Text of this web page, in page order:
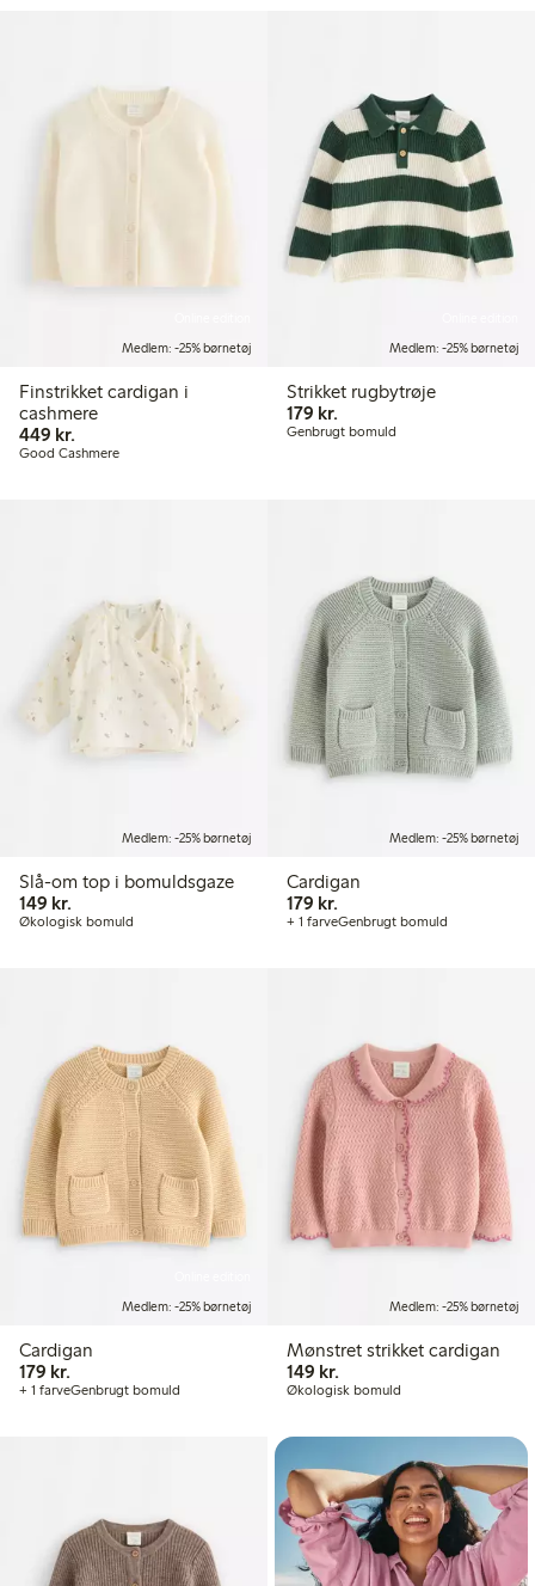
Medlem: -25% børnetøj
Finstrikket cardigan i
cashmere
449 kr.
Good Cashmere
Medlem: -25% børnetøj
Strikket rugbytrøje
179 kr.179,00 kr.
Genbrugt bomuld
Medlem: -25% børnetøj
Slå-om top i bomuldsgaze
149 kr.
Økologisk bomuld
Medlem: -25% børnetøj
Cardigan
179 kr.179,00 kr.
+ 1 farveGenbrugt bomuld
Medlem: -25% børnetøj
Cardigan
179 kr.
+ 1 farveGenbrugt bomuld
Medlem: -25% børnetøj
Mønstret strikket cardigan
149 kr.
Økologisk bomuld